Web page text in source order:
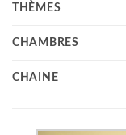
THÈMES
CHAMBRES
CHAINE